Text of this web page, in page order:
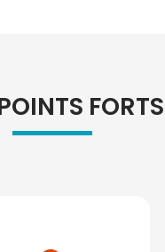
FORTS